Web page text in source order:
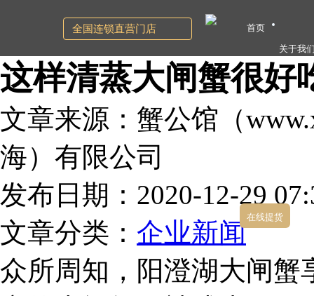
这样清蒸大闸蟹很好
文章来源：蟹公馆（
海）有限公司
发布日期：2020-12-29
文章分类： 企业新闻
众所周知，阳澄湖大闸蟹
全国连锁直营门店
首页
关于我
在线提货